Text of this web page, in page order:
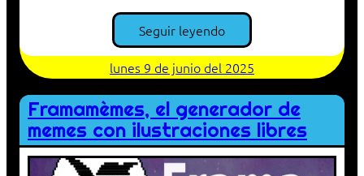
Seguir leyendo
lunes 9 de junio del 2025
Framamèmes, el generador de
memes con ilustraciones libres